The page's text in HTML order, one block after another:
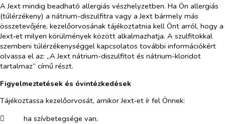
A Jext mindig beadható allergiás vészhelyzetben. Ha Ön allergiás
(túlérzékeny) a nátrium-diszulfitra vagy a Jext bármely más
összetevőjére, kezelőorvosának tájékoztatnia kell Önt arról, hogy a
Jext‑et milyen körülmények között alkalmazhatja. A szulfitokkal
szembeni túlérzékenységgel kapcsolatos további információkért
olvassa el az: „A Jext nátrium-diszulfitot és nátrium-kloridot
tartalmaz” című részt.
Figyelmeztetések és óvintézkedések
Tájékoztassa kezelőorvosát, amikor Jext‑et ír fel Önnek:
​
ha szívbetegsége van,